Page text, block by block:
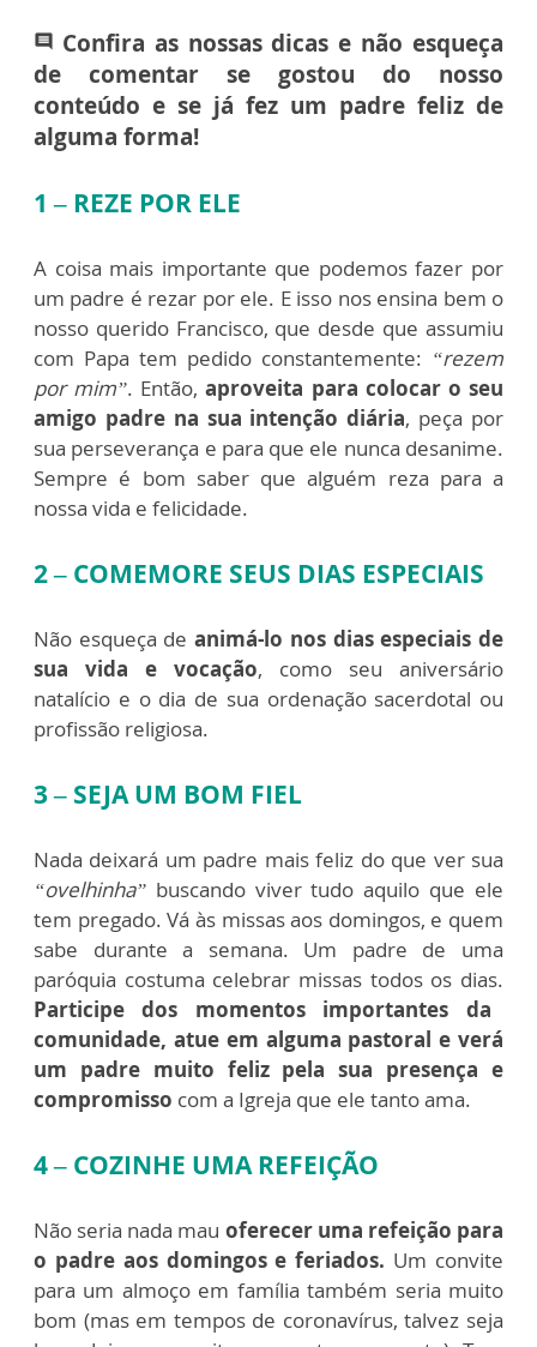
comment
Confira as nossas dicas e não esqueça
de comentar se gostou do nosso
conteúdo e se já fez um padre feliz de
alguma forma!
1 – REZE POR ELE
A coisa mais importante que podemos fazer por
um padre é rezar por ele. E isso nos ensina bem o
nosso querido Francisco, que desde que assumiu
com Papa tem pedido constantemente: “rezem
por mim”. Então,aproveita para colocar o seu
amigo padre na sua intenção diária, peça por
sua perseverança e para que ele nunca desanime.
Sempre é bom saber que alguém reza para a
nossa vida e felicidade.
2 – COMEMORE SEUS DIAS ESPECIAIS
Não esqueça deanimá-lo nos dias especiais de
sua vida e vocação, como seu aniversário
natalício e o dia de sua ordenação sacerdotal ou
profissão religiosa.
3 – SEJA UM BOM FIEL
Nada deixará um padre mais feliz do que ver sua
“ovelhinha” buscando viver tudo aquilo que ele
tem pregado. Vá às missas aos domingos, e quem
sabe durante a semana. Um padre de uma
paróquia costuma celebrar missas todos os dias.
Participe dos momentos importantes da
comunidade, atue em alguma pastoral e verá
um padre muito feliz pela sua presença e
compromisso com a Igreja que ele tanto ama.
4 – COZINHE UMA REFEIÇÃO
Não seria nada mau oferecer uma refeição para
o padre aos domingos e feriados. Um convite
para um almoço em família também seria muito
bom (mas em tempos de coronavírus, talvez seja